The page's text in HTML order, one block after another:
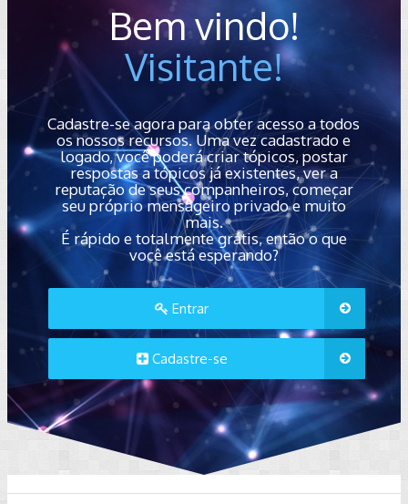
Bem vindo!
Visitante!
Cadastre-se agora para obter acesso a todos
os nossos recursos. Uma vez cadastrado e
logado, você poderá criar tópicos, postar
respostas a tópicos já existentes, ver a
reputação de seus companheiros, começar
seu próprio mensageiro privado e muito
mais.
É rápido e totalmente grátis, então o que
você está esperando?
Entrar
Cadastre-se